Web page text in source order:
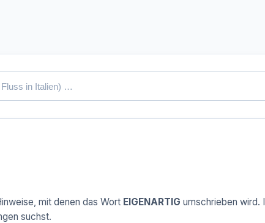
mit denen das Wort EIGENARTIG umschrieben wird.
suchst.